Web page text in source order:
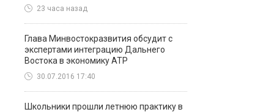
23 часа назад
Глава Минвостокразвития обсудит с
экспертами интеграцию Дальнего
Востока в экономику АТР
30.07.2016 17:40
Школьники прошли летнюю практику в